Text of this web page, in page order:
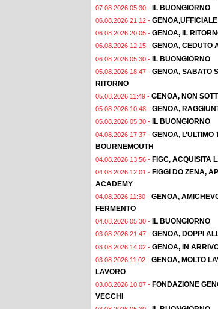
07.08.2026 05:30 - IL BUONGIORNO
06.08.2026 21:12 -
06.08.2026 20:05 - GENOA, IL
06.08.2026 12:15 - GENOA, CEDUTO
06.08.2026 05:30 - IL BUONGIORNO
05.08.2026 18:47 - GENOA, SABATO
RITORNO
05.08.2026 11:49 - GENOA, NON
05.08.2026 10:48 - GENOA,
05.08.2026 05:30 - IL BUONGIORNO
04.08.2026 17:37 - GENOA,
BOURNEMOUTH
04.08.2026 13:56 - FIGC, ACQUISITA
04.08.2026 12:01 - FIGGI DÖ ZENA,
ACADEMY
04.08.2026 11:30 - GENOA,
FERMENTO
04.08.2026 05:30 - IL BUONGIORNO
03.08.2026 21:47 - GENOA, DOPPI
03.08.2026 14:02 - GENOA, IN
03.08.2026 11:02 - GENOA, MOLTO
LAVORO
03.08.2026 10:07 - FONDAZIONE
VECCHI